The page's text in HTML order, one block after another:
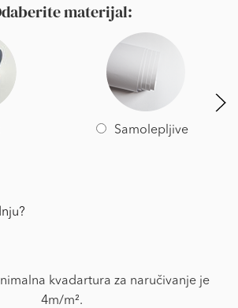
materijal:
Samolepljive
kvadartura za naručivanje je
4m/m².